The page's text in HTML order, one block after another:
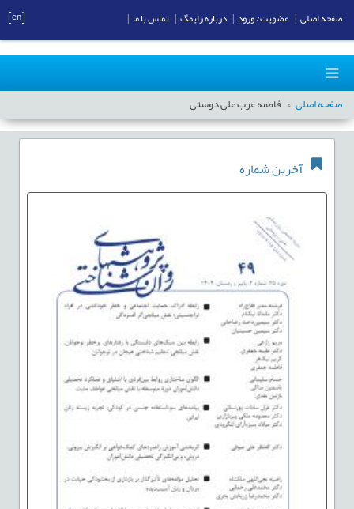
صفحه اصلی فاطمه عرب علی دوستی
آخرین شماره
صفحه اصلی عضویت/ ورود درباره رایمگ تماس با ما